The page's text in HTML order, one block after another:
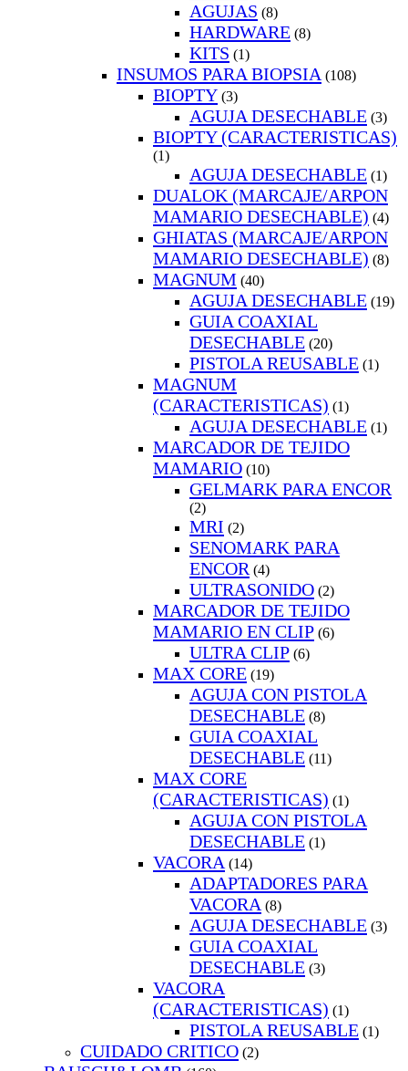
AGUJAS (8)
HARDWARE (8)
KITS (1)
INSUMOS PARA BIOPSIA (108)
BIOPTY (3)
AGUJA DESECHABLE (3)
BIOPTY (CARACTERISTICAS)
(1)
AGUJA DESECHABLE (1)
DUALOK (MARCAJE/ARPON
MAMARIO DESECHABLE) (4)
GHIATAS (MARCAJE/ARPON
MAMARIO DESECHABLE) (8)
MAGNUM (40)
AGUJA DESECHABLE (19)
GUIA COAXIAL
DESECHABLE (20)
PISTOLA REUSABLE (1)
MAGNUM
(CARACTERISTICAS) (1)
AGUJA DESECHABLE (1)
MARCADOR DE TEJIDO
MAMARIO (10)
GELMARK PARA ENCOR
(2)
MRI (2)
SENOMARK PARA
ENCOR (4)
ULTRASONIDO (2)
MARCADOR DE TEJIDO
MAMARIO EN CLIP (6)
ULTRA CLIP (6)
MAX CORE (19)
AGUJA CON PISTOLA
DESECHABLE (8)
GUIA COAXIAL
DESECHABLE (11)
MAX CORE
(CARACTERISTICAS) (1)
AGUJA CON PISTOLA
DESECHABLE (1)
VACORA (14)
ADAPTADORES PARA
VACORA (8)
AGUJA DESECHABLE (3)
GUIA COAXIAL
DESECHABLE (3)
VACORA
(CARACTERISTICAS) (1)
PISTOLA REUSABLE (1)
CUIDADO CRITICO (2)